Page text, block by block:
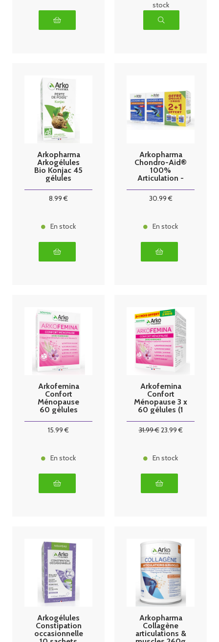
stock
Arkopharma
Arkogélules
Bio Konjac 45
gélules
8.99 €
En stock
Arkopharma
Chondro-Aid®
100%
Articulation -
30.99€
En stock
Arkofemina
Confort
Ménopause
60 gélules
15.99 €
En stock
Arkofemina
Confort
Ménopause 3 x
60 gélules (1
31.99€23.99€
En stock
Arkogélules
Constipation
occasionnelle
Arkopharma
Collagène
articulations &